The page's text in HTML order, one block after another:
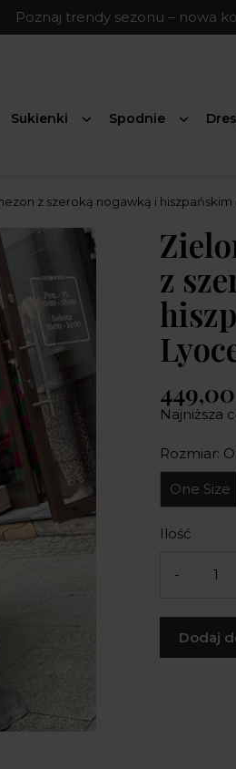
Poznaj trendy sezonu – nowa
Sukienki Spodnie
z szeroką nogawką i
z
449,00
Najniższa
Rozmiar:
One Size
Ilość
-
Dodaj